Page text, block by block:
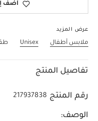
أضف
عرض المزيد
ملابس أطفال Unisex
تفاصيل المنتج
رقم المنتج 217937838
الوصف: